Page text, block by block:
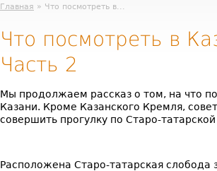
Главная » Что посмотреть в...
Что посмотреть в
Часть 2
Мы продолжаем рассказ о том, на что
Казани. Кроме Казанского Кремля,
совершить прогулку по Старо-
Расположена Старо-татарская слобода